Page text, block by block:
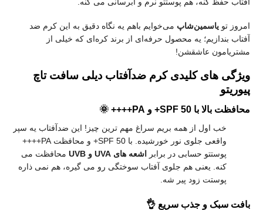
آفتاب حفظ کنه، هم پوستتو نرم و آبرسانی می کنه.
امروز تو یاسمین‌شاپ می‌خوایم باهم یه نگاه دقیق به این کرم ضد
آفتاب بندازیم؛ یه محصول حرفه‌ای از برند کره‌ای که خیلی از
مشتریامون عاشقشن!
ویژگی‌ های کلیدی کرم ضدآفتاب دیلی سافت تاچ
پیوریتو
محافظت بالا با SPF 50+ و PA++++ 🌞
خب اول از همه بریم سراغ مهم‌ ترین چیز! این ضدآفتاب یه سپر
واقعی جلوی نور خورشیده. با SPF 50+ و محافظت PA++++
پوستتو حسابی در برابر
اشعه‌ های UVA و UVB
محافظت می‌
کنه. یعنی هم جلوی آفتاب‌ سوختگی رو می‌ گیره، هم نمی‌ ذاره
پوستت زود پیر شه.
بافت سبک و جذب سریع 👌